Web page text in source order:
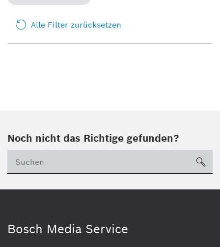
Alle Filter zurücksetzen
Noch nicht das Richtige gefunden?
Bosch Media Service